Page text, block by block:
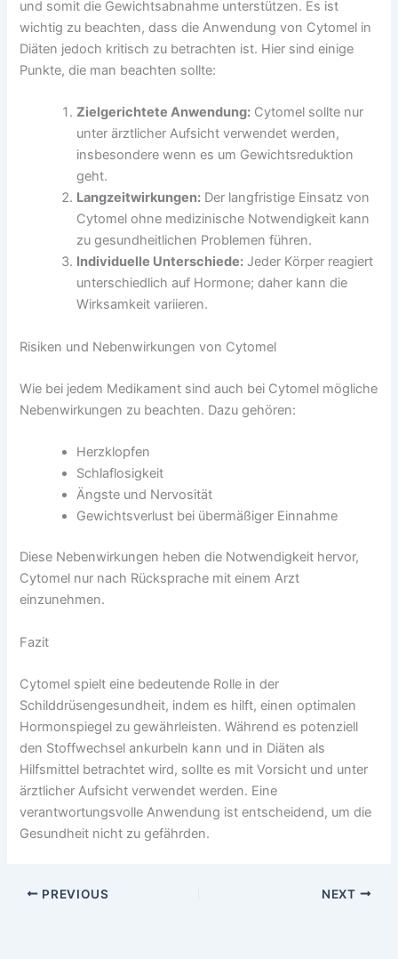
und somit die Gewichtsabnahme unterstützen. Es ist
wichtig zu beachten, dass die Anwendung von Cytomel in
Diäten jedoch kritisch zu betrachten ist. Hier sind einige
Punkte, die man beachten sollte:
Zielgerichtete Anwendung: Cytomel sollte nur
unter ärztlicher Aufsicht verwendet werden,
insbesondere wenn es um Gewichtsreduktion
geht.
Langzeitwirkungen: Der langfristige Einsatz von
Cytomel ohne medizinische Notwendigkeit kann
zu gesundheitlichen Problemen führen.
Individuelle Unterschiede: Jeder Körper reagiert
unterschiedlich auf Hormone; daher kann die
Wirksamkeit variieren.
Risiken und Nebenwirkungen von Cytomel
Wie bei jedem Medikament sind auch bei Cytomel mögliche
Nebenwirkungen zu beachten. Dazu gehören:
Herzklopfen
Schlaflosigkeit
Ängste und Nervosität
Gewichtsverlust bei übermäßiger Einnahme
Diese Nebenwirkungen heben die Notwendigkeit hervor,
Cytomel nur nach Rücksprache mit einem Arzt
einzunehmen.
Fazit
Cytomel spielt eine bedeutende Rolle in der
Schilddrüsengesundheit, indem es hilft, einen optimalen
Hormonspiegel zu gewährleisten. Während es potenziell
den Stoffwechsel ankurbeln kann und in Diäten als
Hilfsmittel betrachtet wird, sollte es mit Vorsicht und unter
ärztlicher Aufsicht verwendet werden. Eine
verantwortungsvolle Anwendung ist entscheidend, um die
Gesundheit nicht zu gefährden.
PREVIOUS NEXT